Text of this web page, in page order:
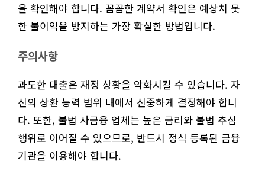
을 확인해야 합니다. 꼼꼼한 계약서 확인은 예상치 못
한 불이익을 방지하는 가장 확실한 방법입니다.
주의사항
과도한 대출은 재정 상황을 악화시킬 수 있습니다. 자
신의 상환 능력 범위 내에서 신중하게 결정해야 합니
다. 또한, 불법 사금융 업체는 높은 금리와 불법 추심
행위로 이어질 수 있으므로, 반드시 정식 등록된 금융
기관을 이용해야 합니다.